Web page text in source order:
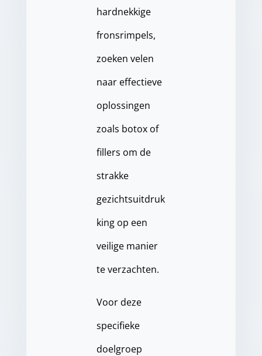
hardnekkige
fronsrimpels,
zoeken velen
naar effectieve
oplossingen
zoals botox of
fillers om de
strakke
gezichtsuitdruk
king op een
veilige manier
te verzachten.
Voor deze
specifieke
doelgroep